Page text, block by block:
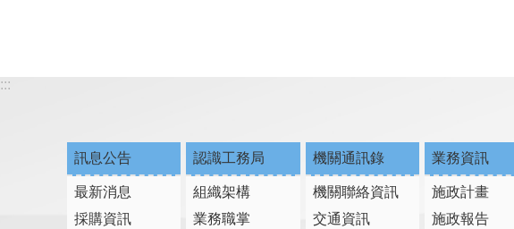
:::
訊息公告
最新消息
採購資訊
認識工務局
組織架構
業務職掌
機關通訊錄
機關聯絡資訊
交通資訊
業務資訊
施政計畫
施政報告